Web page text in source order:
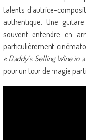
talents d’autrice-
authentique. Une
souvent entendre en
particulièrement
« Daddy’s Selling Wine in
pour un tour de magie